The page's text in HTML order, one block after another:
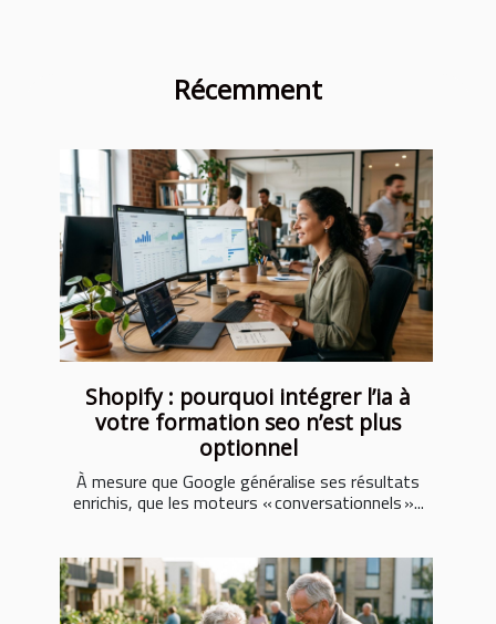
Récemment
Shopify : pourquoi intégrer l’ia à
votre formation seo n’est plus
optionnel
À mesure que Google généralise ses résultats
enrichis, que les moteurs « conversationnels »...